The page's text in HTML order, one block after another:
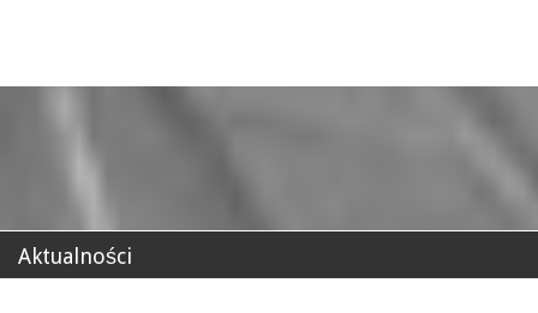
Aktualności